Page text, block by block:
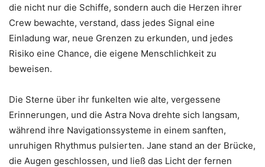
die nicht nur die Schiffe, sondern auch die Herzen ihrer
Crew bewachte, verstand, dass jedes Signal eine
Einladung war, neue Grenzen zu erkunden, und jedes
Risiko eine Chance, die eigene Menschlichkeit zu
beweisen.
Die Sterne über ihr funkelten wie alte, vergessene
Erinnerungen, und die Astra Nova drehte sich langsam,
während ihre Navigationssysteme in einem sanften,
unruhigen Rhythmus pulsierten. Jane stand an der Brücke,
die Augen geschlossen, und ließ das Licht der fernen